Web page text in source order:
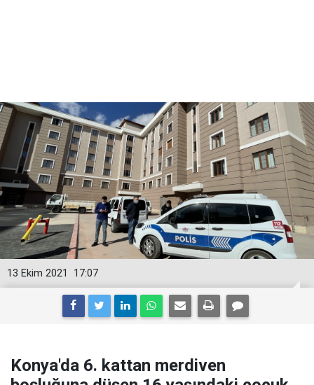
17:07
13 Ekim 2021
Konya'da 6. kattan merdiven